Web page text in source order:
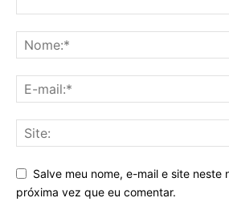
Salve meu nome, e-mail e site neste
próxima vez que eu comentar.